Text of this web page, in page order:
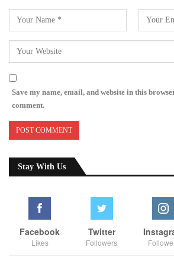
Save my name, email, and website in this
comment.
Stay With Us
Facebook
Likes
Twitter
Followers